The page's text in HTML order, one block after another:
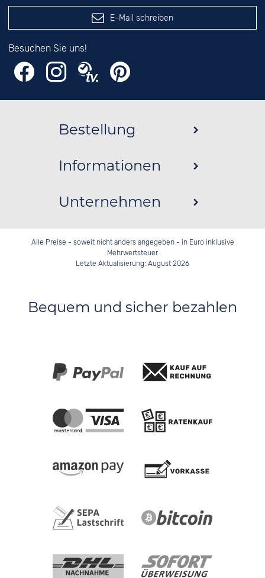
E-Mail schreiben
Besuchen Sie uns!
Bestellung
Informationen
Unternehmen
Alle Preise - soweit nicht anders angegeben - in Euro inklusive
Mehrwertsteuer
Letzte Aktualisierung: August 2026
Bequem und sicher bezahlen